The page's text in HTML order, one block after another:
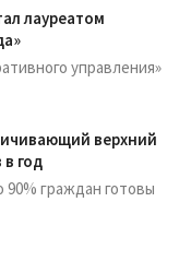
лауреатом
управления»
верхний
год
90% граждан готовы